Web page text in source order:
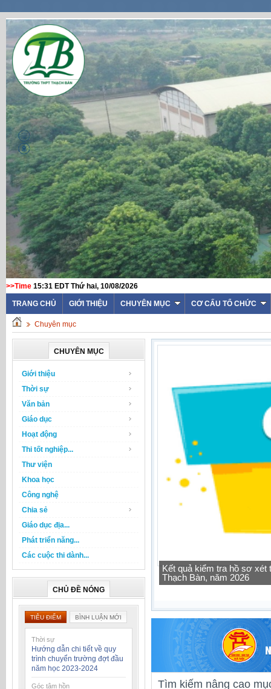
>>Time 15:31 EDT Thứ hai, 10/08/2026
TRANG CHỦ GIỚI THIỆU CHUYÊN MỤC CƠ CẤU TỔ CHỨC
Chuyên mục
CHUYÊN MỤC
Giới thiệu
Thời sự
Văn bản
Giáo dục
Hoạt động
Thi tốt nghiệp...
Thư viện
Khoa học
Công nghệ
Chia sẻ
Giáo dục địa...
Phát triển năng...
Các cuộc thi dành...
CHỦ ĐỀ NÓNG
TIÊU ĐIỂM BÌNH LUẬN MỚI
Thời sự
Hướng dẫn chi tiết về quy
trình chuyển trường đợt đầu
năm học 2023-2024
Góc tâm hồn
Tra cứu thông tin lớp học
Tìm kiếm nâng cao